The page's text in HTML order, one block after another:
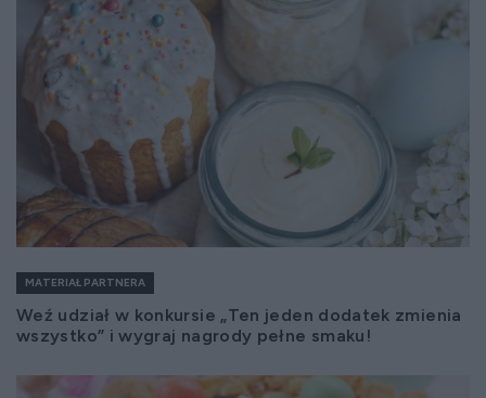
MATERIAŁ PARTNERA
Weź udział w konkursie „Ten jeden dodatek zmienia
wszystko” i wygraj nagrody pełne smaku!